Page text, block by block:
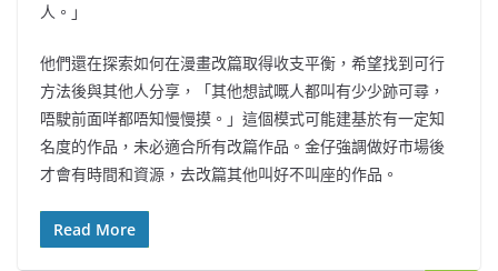
人。」
他們還在探索如何在漫畫改篇取得收支平衡，希望找到可行
方法後與其他人分享，「其他想試嘅人都叫有少少跡可尋，
唔駛前面咩都唔知慢慢摸。」這個模式可能建基於有一定知
名度的作品，未必適合所有改篇作品。金仔強調做好市場後
才會有時間和資源，去改篇其他叫好不叫座的作品。
Read More